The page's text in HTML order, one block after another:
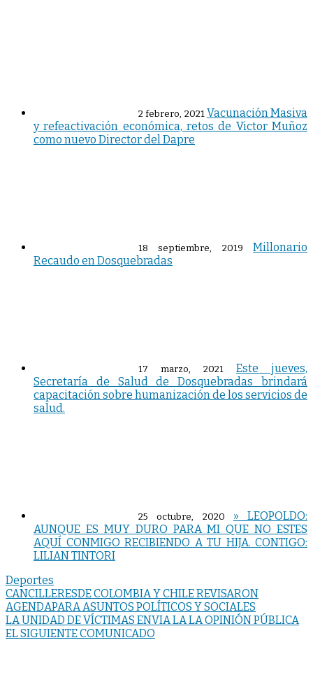
2 febrero, 2021 Vacunación Masiva
y refeactivación económica, retos de Victor Muñoz
como nuevo Director del Dapre
18 septiembre, 2019
Millonario
Recaudo en Dosquebradas
17 marzo, 2021
Este jueves,
Secretaría de Salud de Dosquebradas brindará
capacitación sobre humanización de los servicios de
salud.
25 octubre, 2020
» LEOPOLDO:
AUNQUE ES MUY DURO PARA MI QUE NO ESTES
AQUÍ CONMIGO RECIBIENDO A TU HIJA. CONTIGO:
LILIAN TINTORI
Deportes
Navegación
de
entradas
CANCILLERESDE COLOMBIA Y CHILE REVISARON
AGENDAPARA ASUNTOS POLÍTICOS Y SOCIALES
LA UNIDAD DE VÍCTIMAS ENVIA LA LA OPINIÓN PÚBLICA
EL SIGUIENTE COMUNICADO